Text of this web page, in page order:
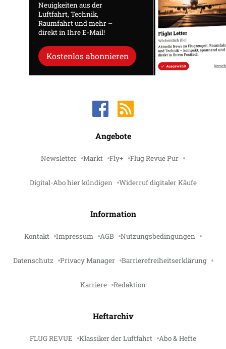
Neuigkeiten aus der
Luftfahrt, Technik,
Raumfahrt und mehr –
direkt in Ihre E-Mail!
Kostenlos abonnieren
Angebote
Newsletter Markt Fly+ Flug Revue Pur
Digital-Abo hier kündigen Widerruf digitaler Käufe
Information
Kontakt Impressum AGB Nutzungsbedingungen
Datenschutz Privacy Manager Barrierefreiheitserklärung
Karriere Redaktion
Heftarchiv
FLUG REVUE Klassiker der Luftfahrt Abo & Hefte